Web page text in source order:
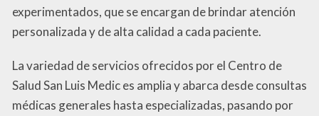
experimentados, que se encargan de brindar atención
personalizada y de alta calidad a cada paciente.
La variedad de servicios ofrecidos por el Centro de
Salud San Luis Medic es amplia y abarca desde consultas
médicas generales hasta especializadas, pasando por